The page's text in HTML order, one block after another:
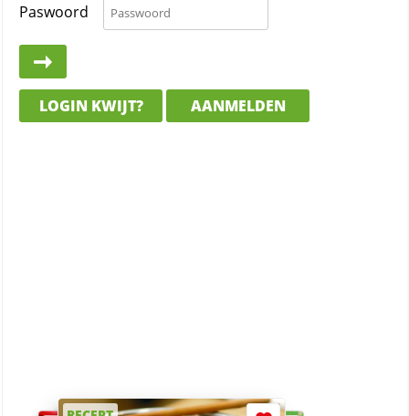
Paswoord
LOGIN KWIJT? AANMELDEN